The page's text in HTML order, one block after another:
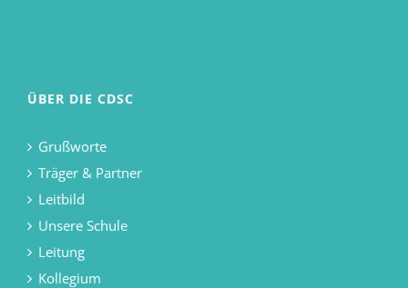
ÜBER DIE CDSC
Grußworte
Träger & Partner
Leitbild
Unsere Schule
Leitung
Kollegium